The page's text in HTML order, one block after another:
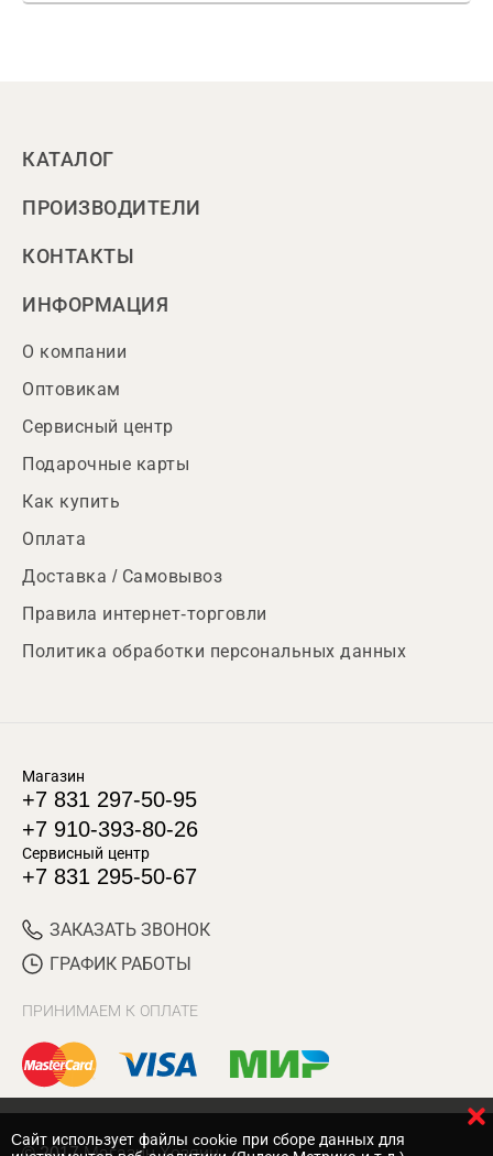
КАТАЛОГ
ПРОИЗВОДИТЕЛИ
КОНТАКТЫ
ИНФОРМАЦИЯ
О компании
Оптовикам
Сервисный центр
Подарочные карты
Как купить
Оплата
Доставка / Самовывоз
Правила интернет-торговли
Политика обработки персональных данных
Магазин
+7 831 297-50-95
+7 910-393-80-26
Сервисный центр
+7 831 295-50-67
ЗАКАЗАТЬ ЗВОНОК
ГРАФИК РАБОТЫ
ПРИНИМАЕМ К ОПЛАТЕ
Cайт использует файлы cookie при сборе данных для